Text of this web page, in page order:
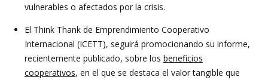
vulnerables o afectados por la crisis.
El Think Thank de Emprendimiento Cooperativo
Internacional (ICETT), seguirá promocionando su informe,
recientemente publicado, sobre los beneficios
cooperativos, en el que se destaca el valor tangible que